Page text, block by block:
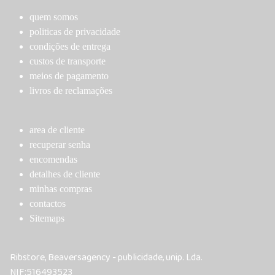
quem somos
politicas de privacidade
condições de entrega
custos de transporte
meios de pagamento
livros de reclamações
area de cliente
recuperar senha
encomendas
detalhes de cliente
minhas compras
contactos
Sitemaps
Ribstore, Beaversagency - publicidade, unip. Lda.